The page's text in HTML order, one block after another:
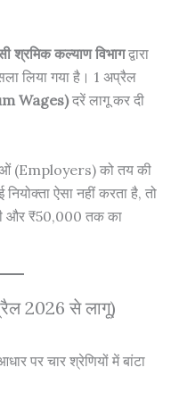
श्रमिक कल्याण विभागद्वारा
लिया गया है। 1 अप्रैल
Wages)दरें लागू कर दी
(Employers) को तय की
नियोक्ता ऐसा नहीं करता है, तो
और ₹50,000 तक का
2026 से लागू)
पर चार श्रेणियों में बांटा